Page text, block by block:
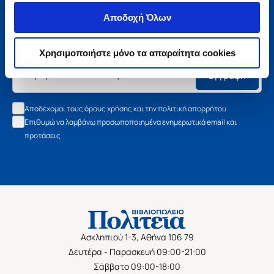
Αποδοχή Όλων
Χρησιμοποιήστε μόνο τα απαραίτητα cookies
Μάθετε τα νέα της Πολιτείας
Εγγραφείτε στο newsletter μας και μάθετε πρώτοι όλα τα
νέα βιβλία, τις εξαιρετικές τιμές και τις εκδηλώσεις μας.
Εγγραφή
Αποδέχομαι τους όρους χρήσης και την πολιτική απορρήτου
Επιθυμώ να λαμβάνω προσωποποιημένα ενημερωτικά email και
προτάσεις
Ασκληπιού 1-3, Αθήνα 106 79
Δευτέρα - Παρασκευή 09:00-21:00
Σάββατο 09:00-18:00